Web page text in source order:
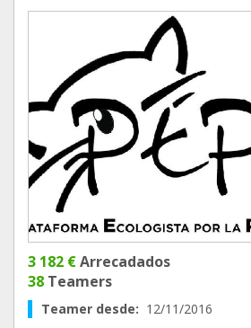
3 182 €Arrecadados
38 Teamers
Teamer desde: 12/11/2016